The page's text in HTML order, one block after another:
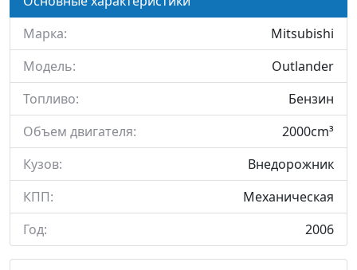
Марка:
Mitsubishi
Модель:
Outlander
Топливо:
Бензин
Объем двигателя:
2000cm³
Кузов:
Внедорожник
КПП:
Механическая
Год:
2006